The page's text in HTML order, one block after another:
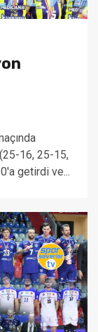
16, 25-15,
getirdi ve...